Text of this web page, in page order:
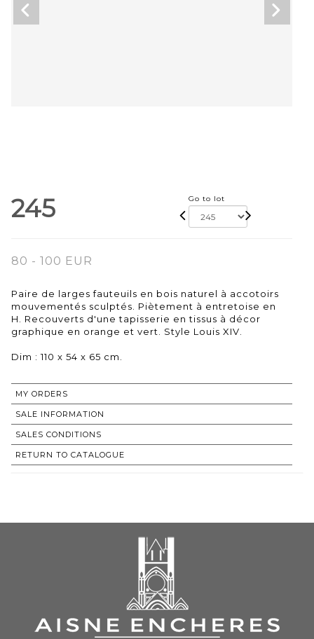
245 Go to lot
80 - 100 EUR
Paire de larges fauteuils en bois naturel à accotoirs
mouvementés sculptés. Piètement à entretoise en
H. Recouverts d'une tapisserie en tissus à décor
graphique en orange et vert. Style Louis XIV.
Dim : 110 x 54 x 65 cm.
MY ORDERS
SALE INFORMATION
SALES CONDITIONS
RETURN TO CATALOGUE